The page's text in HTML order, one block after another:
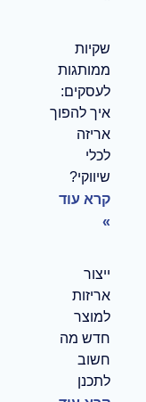
שקיות
ממותגות
לעסקים:
איך להפוך
אריזה
לכלי
שיווקי?
קרא עוד
»
ייצור
אריזות
למוצר
חדש מה
חשוב
לתכנן